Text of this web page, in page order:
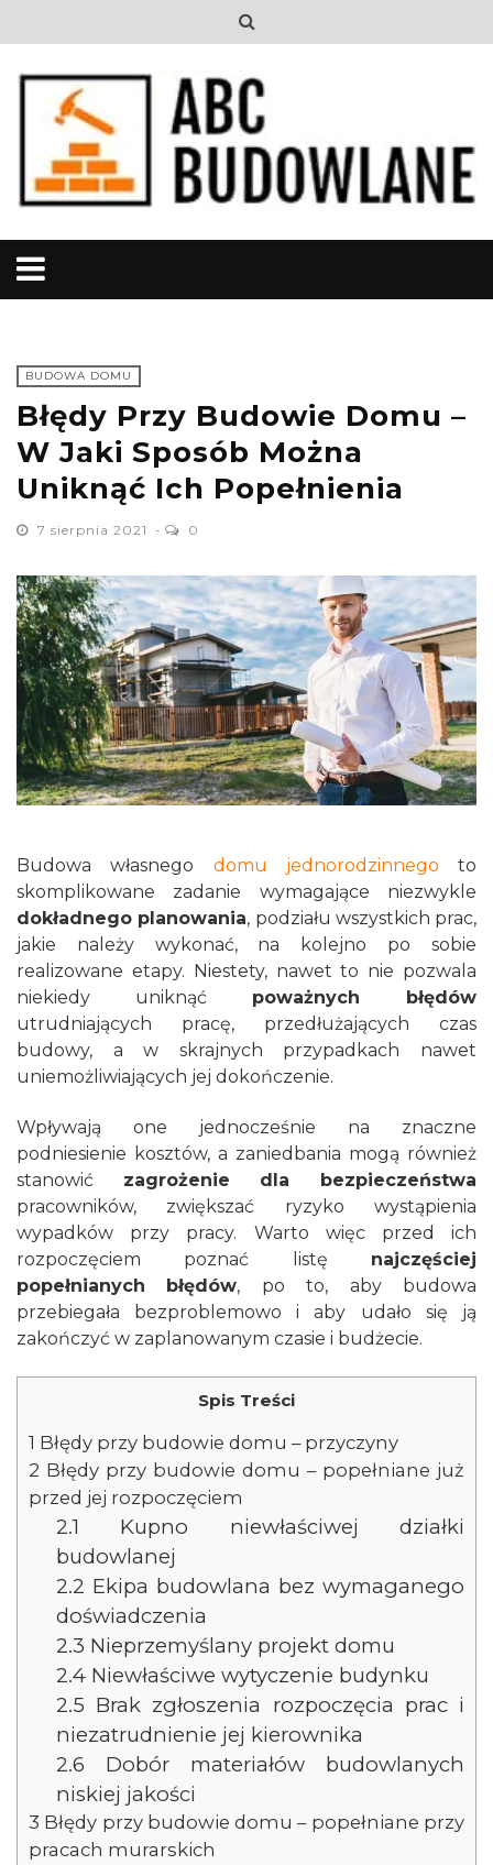
BUDOWA DOMU
Błędy Przy Budowie Domu –
W Jaki Sposób Można
Uniknąć Ich Popełnienia
7 sierpnia 2021 0
Budowa własnego domu jednorodzinnego to
skomplikowane zadanie wymagające niezwykle
dokładnego planowania, podziału wszystkich prac,
jakie należy wykonać, na kolejno po sobie
realizowane etapy. Niestety, nawet to nie pozwala
niekiedy uniknąć poważnych błędów
utrudniających pracę, przedłużających czas
budowy, a w skrajnych przypadkach nawet
uniemożliwiających jej dokończenie.
Wpływają one jednocześnie na znaczne
podniesienie kosztów, a zaniedbania mogą również
stanowić zagrożenie dla bezpieczeństwa
pracowników, zwiększać ryzyko wystąpienia
wypadków przy pracy. Warto więc przed ich
rozpoczęciem poznać listę najczęściej
popełnianych
błędów, po to, aby budowa
przebiegała bezproblemowo i aby udało się ją
zakończyć w zaplanowanym czasie i budżecie.
Spis Treści
1 Błędy przy budowie domu – przyczyny
2 Błędy przy budowie domu – popełniane już
przed jej rozpoczęciem
2.1 Kupno niewłaściwej działki
budowlanej
2.2 Ekipa budowlana bez wymaganego
doświadczenia
2.3 Nieprzemyślany projekt domu
2.4 Niewłaściwe wytyczenie budynku
2.5 Brak zgłoszenia rozpoczęcia prac i
niezatrudnienie jej kierownika
2.6 Dobór materiałów budowlanych
niskiej jakości
3 Błędy przy budowie domu – popełniane przy
pracach murarskich